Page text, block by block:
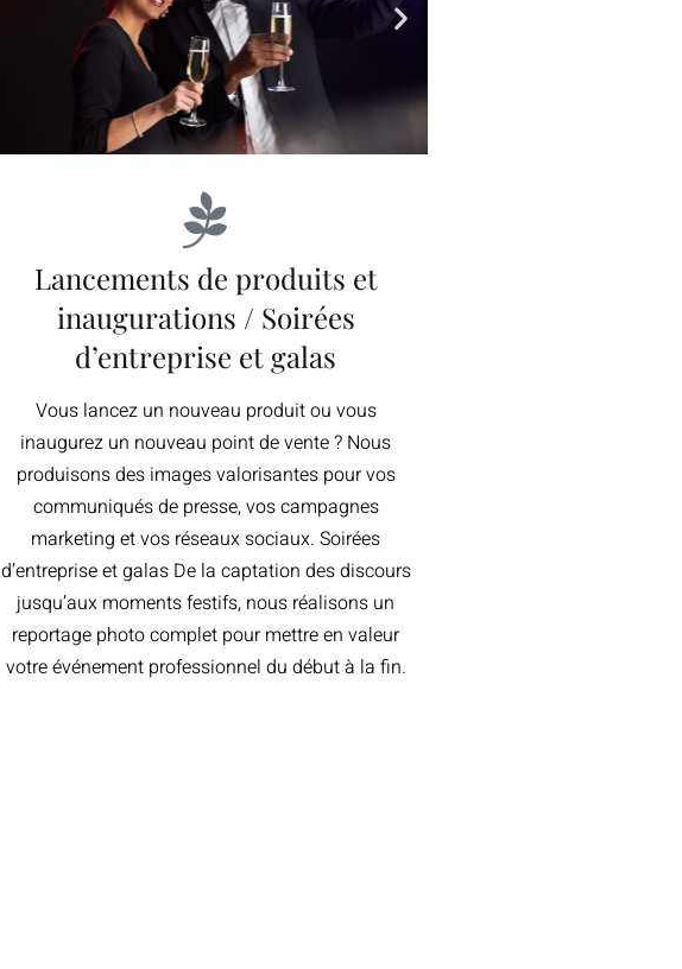
Lancements de produits et
inaugurations / Soirées
d’entreprise et galas
Vous lancez un nouveau produit ou vous
inaugurez un nouveau point de vente ? Nous
produisons des images valorisantes pour vos
communiqués de presse, vos campagnes
marketing et vos réseaux sociaux. Soirées
d’entreprise et galas De la captation des discours
jusqu’aux moments festifs, nous réalisons un
reportage photo complet pour mettre en valeur
votre événement professionnel du début à la fin.